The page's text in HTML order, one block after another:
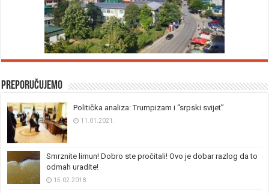
Preporučujemo
Politička analiza: Trumpizam i “srpski svijet”
11.01.2021.
Smrznite limun! Dobro ste pročitali! Ovo je dobar razlog da to
odmah uradite!
15.02.2018.